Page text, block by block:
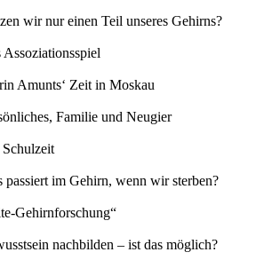
wir nur einen Teil unseres Gehirns?
Amunts‘ Zeit in Moskau
Familie und Neugier
passiert im Gehirn, wenn wir sterben?
Gehirnforschung“
nachbilden – ist das möglich?